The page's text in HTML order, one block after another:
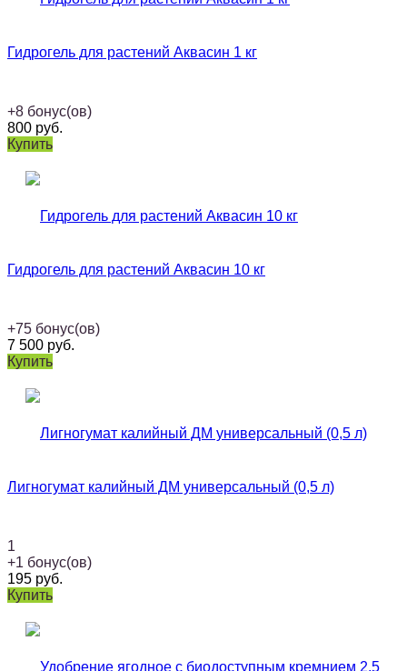
Гидрогель для растений Аквасин 1 кг
+8 бонус(ов)
800 руб.
Купить
Гидрогель для растений Аквасин 10 кг
+75 бонус(ов)
7 500 руб.
Купить
Лигногумат калийный ДМ универсальный (0,5 л)
1
+1 бонус(ов)
195 руб.
Купить